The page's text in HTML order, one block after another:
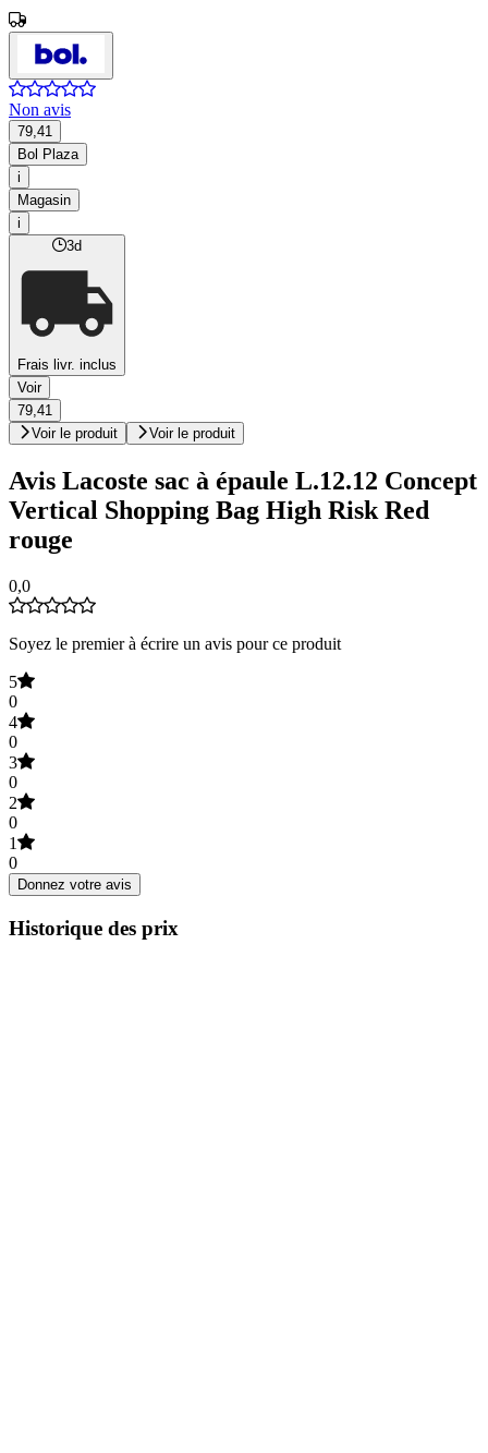
Non avis
79,41
Bol Plaza
i
Magasin
i
3d
Frais livr. inclus
Voir
79,41
Voir le produit
Voir le produit
Avis Lacoste sac à épaule L.12.12 Concept
Vertical Shopping Bag High Risk Red
rouge
0,0
Soyez le premier à écrire un avis pour ce produit
5
0
4
0
3
0
2
0
1
0
Donnez votre avis
Historique des prix